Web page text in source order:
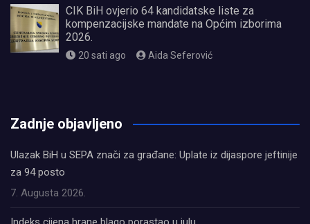
CIK BiH ovjerio 64 kandidatske liste za
kompenzacijske mandate na Općim izborima
2026.
20 sati ago Aida Seferović
Zadnje objavljeno
Ulazak BiH u SEPA znači za građane: Uplate iz dijaspore jeftinije
za 94 posto
7. Augusta 2026.